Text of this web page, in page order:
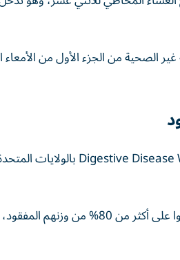
الصحية من الجزء الأول من